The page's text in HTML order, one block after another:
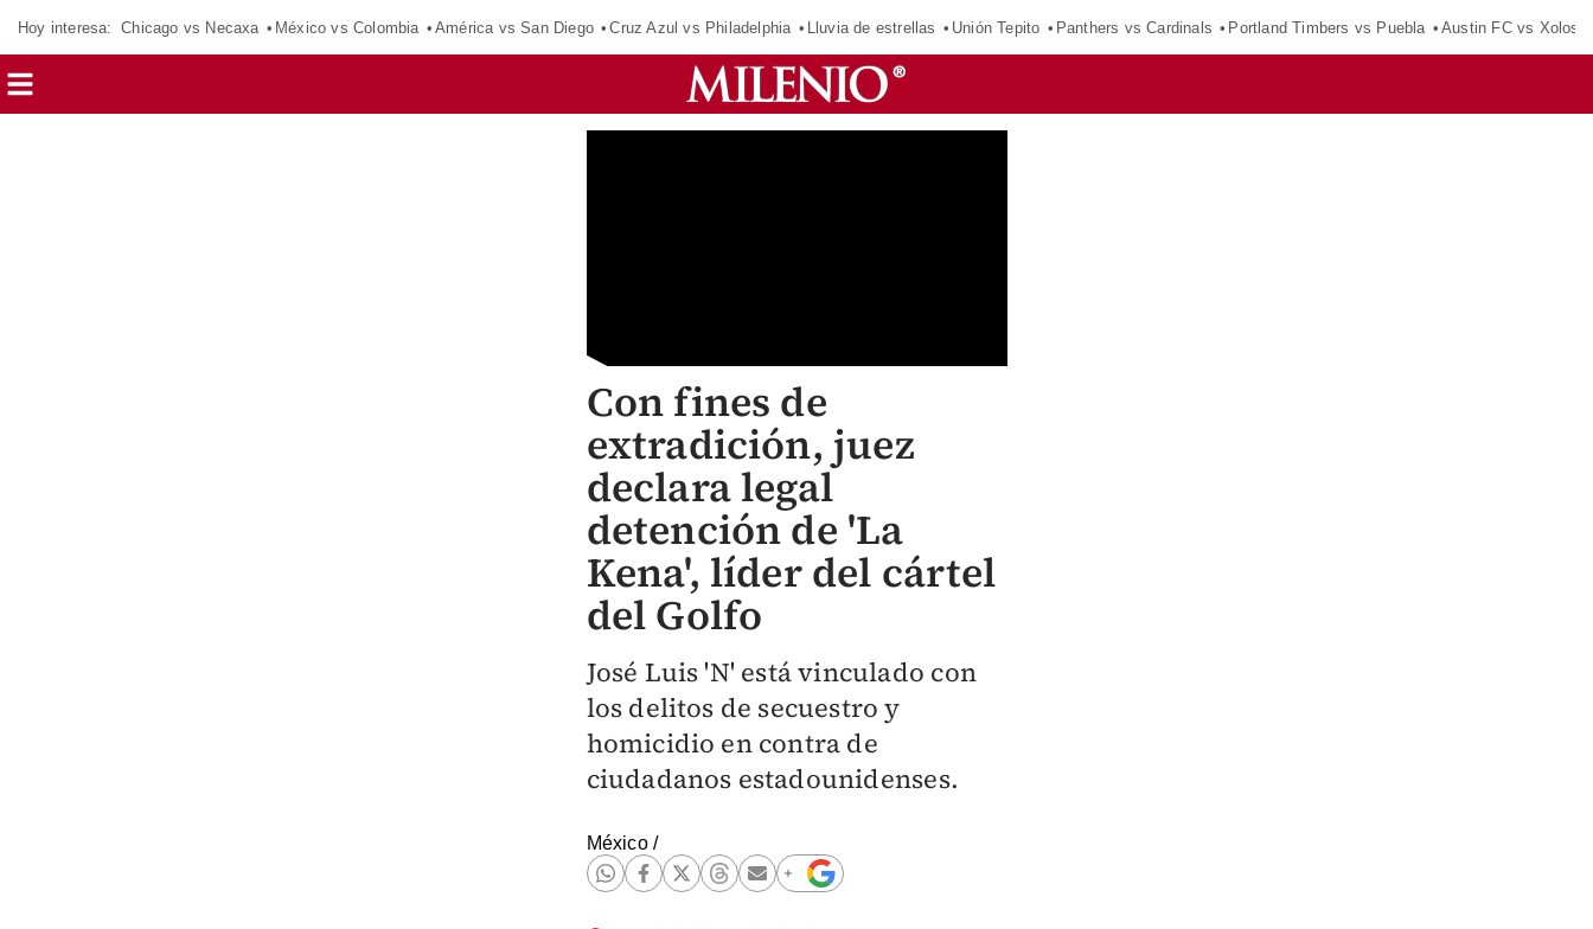
Hoy interesa: Chicago vs Necaxa México vs Colombia América vs San Diego Cruz Azul vs Philadelphia Lluvia de estrellas Unión Tepito Panthers vs Cardinals Portland Timbers vs Puebla Austin FC vs Xolos
Con fines de
extradición, juez
declara legal
detención de 'La
Kena', líder del cártel
del Golfo
José Luis 'N' está vinculado con
los delitos de secuestro y
homicidio en contra de
ciudadanos estadounidenses.
México/